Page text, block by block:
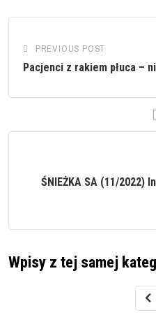
PREVIOUS POST
Pacjenci z rakiem płuca –
ŚNIEŻKA SA (11/2022)
Wpisy z tej samej